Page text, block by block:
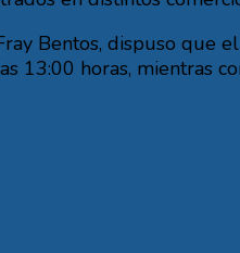
Bentos, dispuso que
13:00 horas, mientras